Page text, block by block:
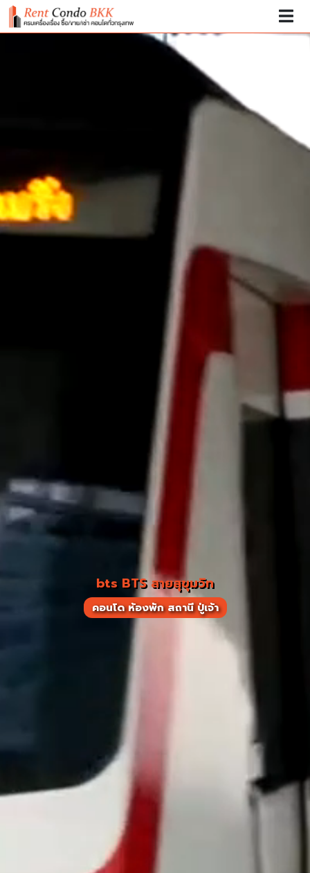
bts BTS สายสุขุมวิท
คอนโด ห้องพัก สถานี ปู่เจ้า